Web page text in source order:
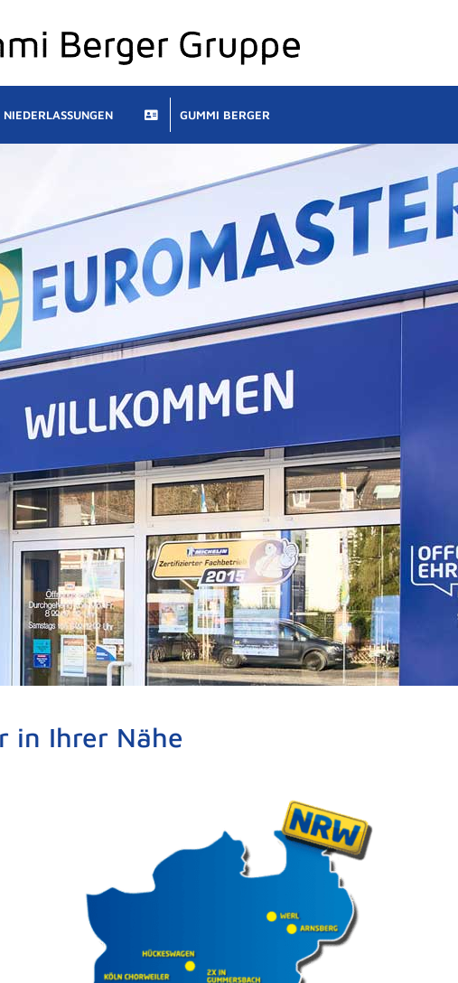
NIEDERLASSUNGEN GUMMI BERGER
in Ihrer Nähe